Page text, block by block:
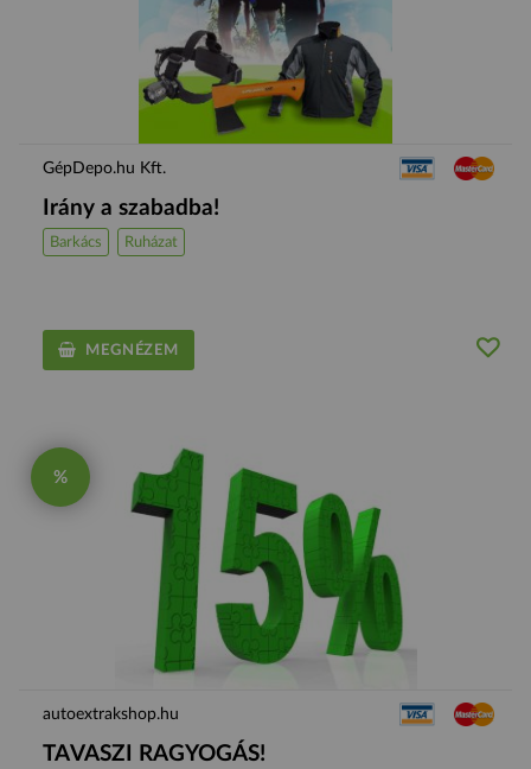
GépDepo.hu Kft.
Irány a szabadba!
Barkács Ruházat
MEGNÉZEM
%
autoextrakshop.hu
TAVASZI RAGYOGÁS!